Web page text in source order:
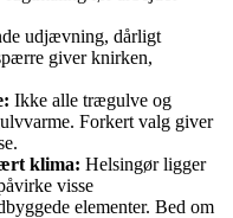
udjævning, dårligt
giver knirken,
Ikke alle trægulve og
Forkert valg giver
klima: Helsingør ligger
visse
elementer. Bed om